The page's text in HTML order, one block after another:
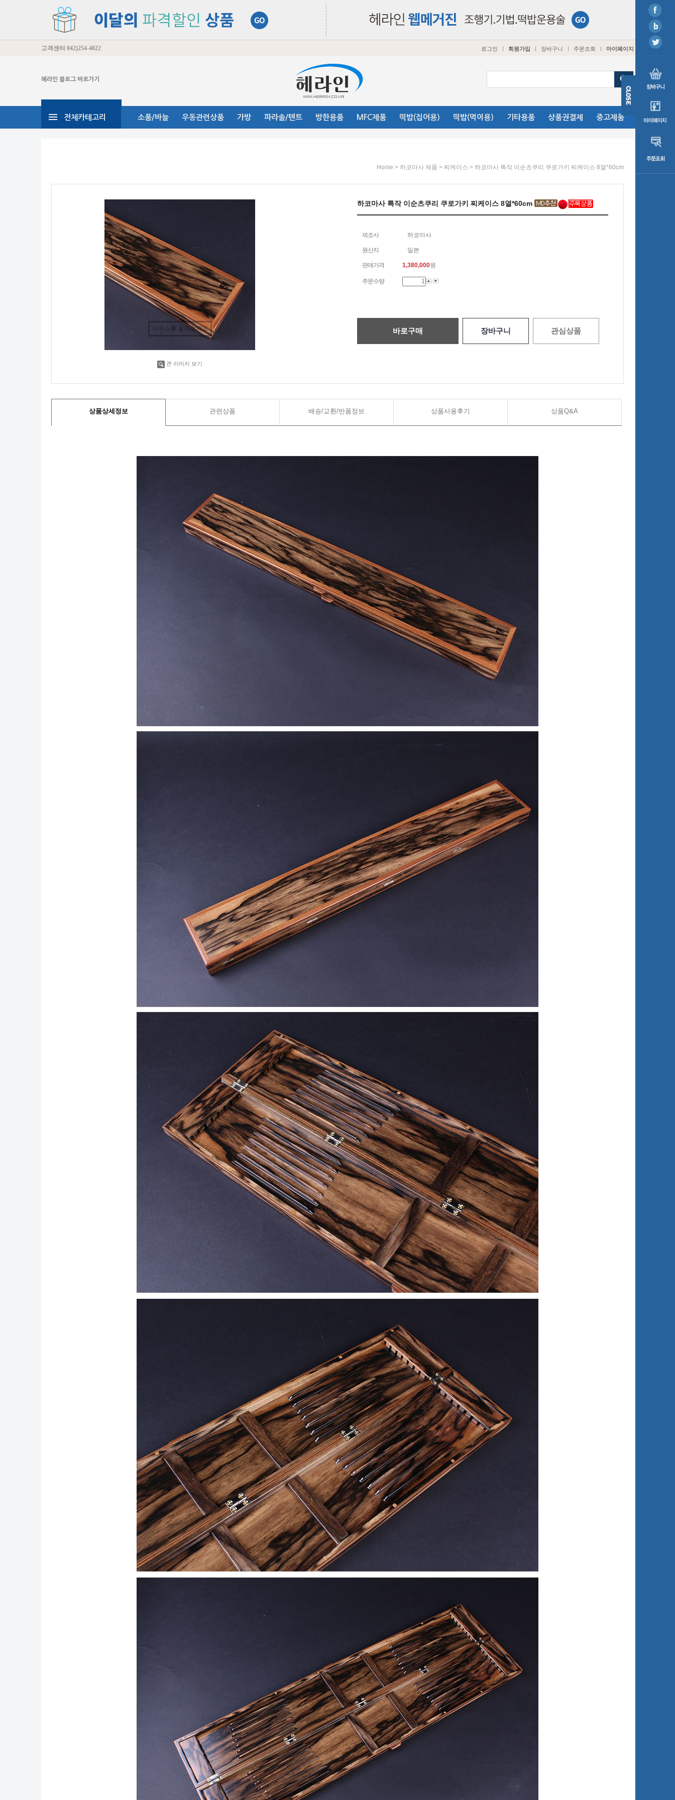
고객센터 042)254-4022 로그인 ㅣ 회원가입 ㅣ 장바구니 ㅣ 주문조회 ㅣ 마이페이지
헤라인 블로그 바로가기
전체카테고리 소품/바늘 우동관련상품 가방 파라솔/텐트 방한용품 MFC제품 떡밥(집어용) 떡밥(먹이용) 기타용품 상품권결제 중고제품
Home > 하코마사 제품 > 찌케이스 > 하코마사 특작 이순츠쿠리 쿠로가키 찌케이스 8열*60cm
마우스를 올려보세요
큰 이미지 보기
하코마사 특작 이순츠쿠리 쿠로가키 찌케이스 8열*60cm
제조사 하코마사
원산지 일본
판매가격 1,380,000원
주문수량
바로구매 장바구니 관심상품
상품상세정보 관련상품 배송/교환/반품정보 상품사용후기 상품Q&A